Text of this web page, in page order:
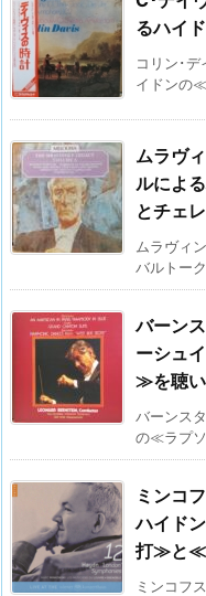
るハイ
コリン･
イドンの
ムラヴ
ルによ
とチェ
ムラヴィ
バルトー
バーン
ーシュ
≫を聴
バーンス
の≪ラプ
ミンコ
ハイド
打≫と≪
ミンコフ